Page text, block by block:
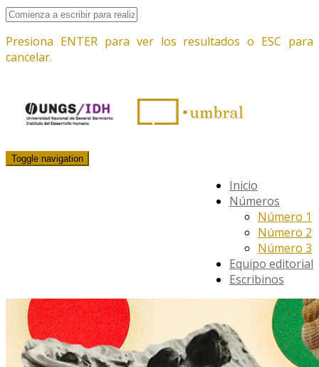
Presiona ENTER para ver los resultados o ESC para
cancelar.
Toggle navigation
Inicio
Números
Número 1
Número 2
Número 3
Equipo editorial
Escribinos